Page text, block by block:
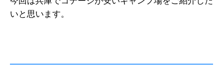
いと思います。